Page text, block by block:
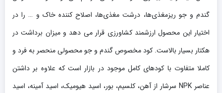
گندم و جو ریزمغذی‌ها، درشت مغذی‌ها، اصلاح کننده خاک و … را در
اختیار این محصول ارزشمند کشاورزی قرار می دهد و میزان برداشت در
هکتار بسیار بالاست. کود مخصوص گندم و جو محصولی منحصر به فرد و
کاملا متفاوت با کودهای کامل موجود در بازار است که علاوه بر داشتن
عناصر NPK سرشار از آهن، کلسیم، بور، اسید هیومیک، اسید آمینه، اسید